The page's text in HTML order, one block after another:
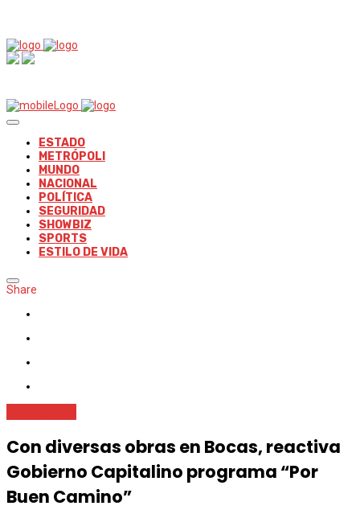
ESTADO
METRÓPOLI
MUNDO
NACIONAL
POLÍTICA
SEGURIDAD
SHOWBIZ
SPORTS
ESTILO DE VIDA
Share
Con diversas obras en Bocas, reactiva
Gobierno Capitalino programa “Por
Buen Camino”